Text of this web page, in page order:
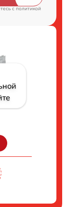
cполитикой